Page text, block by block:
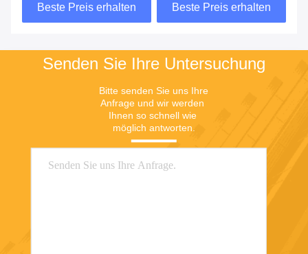
Beste Preis erhalten Beste Preis erhalten
Senden Sie Ihre Untersuchung
Bitte senden Sie uns Ihre
Anfrage und wir werden
Ihnen so schnell wie
möglich antworten.